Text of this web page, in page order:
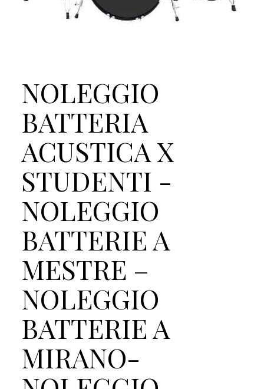
NOLEGGIO
BATTERIA
ACUSTICA X
STUDENTI -
NOLEGGIO
BATTERIE A
MESTRE –
NOLEGGIO
BATTERIE A
MIRANO-